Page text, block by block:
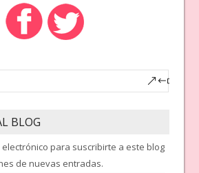
BLOG
para suscribirte a este blog
de nuevas entradas.